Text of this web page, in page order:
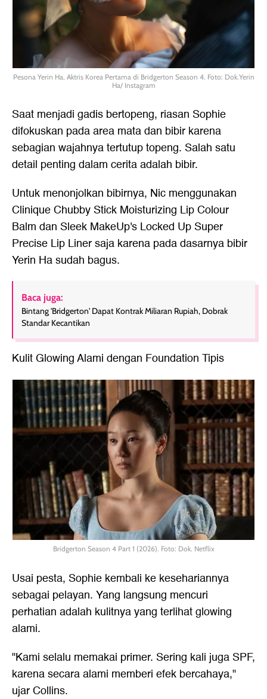
Pesona Yerin Ha, Aktris Korea Pertama di Bridgerton Season 4. Foto: Dok.Yerin
Ha/ Instagram
Saat menjadi gadis bertopeng, riasan Sophie
difokuskan pada area mata dan bibir karena
sebagian wajahnya tertutup topeng. Salah satu
detail penting dalam cerita adalah bibir.
Untuk menonjolkan bibirnya, Nic menggunakan
Clinique Chubby Stick Moisturizing Lip Colour
Balm dan Sleek MakeUp's Locked Up Super
Precise Lip Liner saja karena pada dasarnya bibir
Yerin Ha sudah bagus.
Baca juga:
Bintang 'Bridgerton' Dapat Kontrak Miliaran Rupiah, Dobrak
Standar Kecantikan
Kulit Glowing Alami dengan Foundation Tipis
Bridgerton Season 4 Part 1 (2026). Foto: Dok. Netflix
Usai pesta, Sophie kembali ke kesehariannya
sebagai pelayan. Yang langsung mencuri
perhatian adalah kulitnya yang terlihat glowing
alami.
"Kami selalu memakai primer. Sering kali juga SPF,
karena secara alami memberi efek bercahaya,"
ujar Collins.